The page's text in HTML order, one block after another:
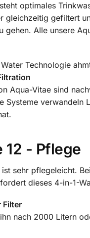
optimales
gleichzeitig gefiltert
gehen. Alle unsere
Technologie
Aqua-Vitae sind
Systeme verwandeln
12 - Pflege
ist sehr pflegeleicht.
dieses 4-in-1-
Filter
nach 2000 Litern